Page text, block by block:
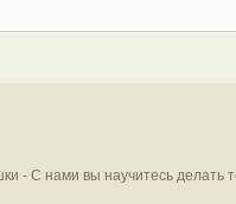
- С нами вы научитесь делать